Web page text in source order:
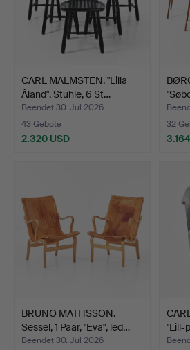
CARL MALMSTEN. "Lilla
Åland", Stühle, 6 St…
Beendet 30. Jul 2026
43 Gebote
2.320 USD
32
BRUNO MATHSSON.
Sessel, 1 Paar, "Eva", led…
Beendet 30. Jul 2026
"Lill-